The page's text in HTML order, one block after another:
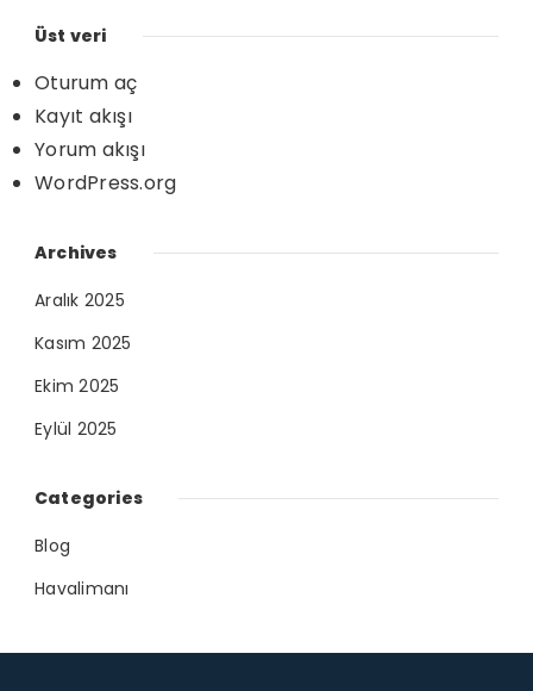
Üst veri
Oturum aç
Kayıt akışı
Yorum akışı
WordPress.org
Archives
Aralık 2025
Kasım 2025
Ekim 2025
Eylül 2025
Categories
Blog
Havalimanı